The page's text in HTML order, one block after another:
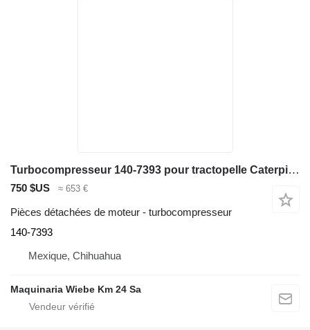
Turbocompresseur 140-7393 pour tractopelle Caterpillar 416C 416D 420D 424D 428C 428D 436C
750 $US ≈ 653 €
Pièces détachées de moteur - turbocompresseur
140-7393
Mexique, Chihuahua
Maquinaria Wiebe Km 24 Sa